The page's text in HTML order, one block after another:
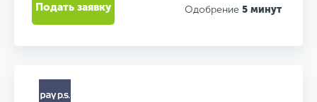
Одобрение 5 минут
Подать заявку